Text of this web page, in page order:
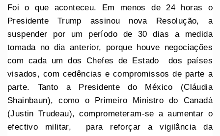
Foi o que aconteceu. Em menos de 24 horas o
Presidente Trump assinou nova Resolução, a
suspender por um período de 30 dias a medida
tomada no dia anterior, porque houve negociações
com cada um dos Chefes de Estado dos países
visados, com cedências e compromissos de parte a
parte. Tanto a Presidente do México (Cláudia
Shainbaun), como o Primeiro Ministro do Canadá
(Justin Trudeau), comprometeram-se a aumentar o
efectivo militar, para reforçar a vigilância da